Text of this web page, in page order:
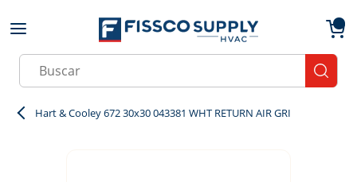
Skip to main content
Site Search
Hart & Cooley 672 30x30 043381 WHT RETURN AIR GRI